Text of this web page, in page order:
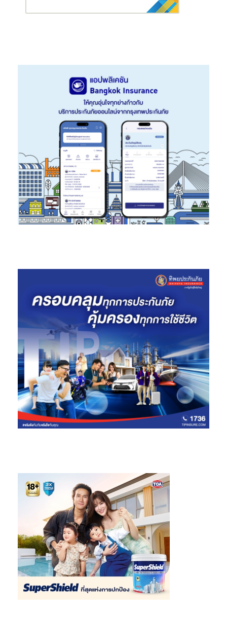
ครบฟังก์ชันจากแบรนด์ชั้นนำ รวมถึงเทคโนโลยีรักษ์โลก ไม่ว่า
จะเป็น BOSCH แบรนด์เครื่องล้างจานอันดับ 1 ของโลก ที่มี
Wash&Dry ส่วนตู้เย็นมีให้เลือกทั้งขนาดใหญ่ 4 ประตู และแบบ
Side by Side ช่วยถนอมอาหารควบคุมการทำงานจากสมาร์ท
โฟน นอกจากนี้ยังเอาใจคอไวน์ด้วยตู้แช่ไวน์
Casarte ลักชัวรี่แบรนด์สัญชาติอิตาลีที่มีดีไซน์เหนือระดับ เด่น
ด้วยเทคโนโลยีล้ำสมัยควบคุมการทำงานผ่านแอปพลิเคชั่น
ส่วนตู้แช่ไวน์ Haier มีขนาดความจุถึง 171 ขวด ควบคุมอุณหภูมิ
ได้คงที่ช่วยรักษารสชาติไวน์ได้ดี
Air Zone:สัมผัสอากาศบริสุทธิ์ด้วยโซลูชั่นใหม่ และเทคโนโลยี
ประหยัดไฟอินเวอร์เตอร์ นวัตกรรม AI สามารถสั่งงานด้วย
เสียง ฟังก์ชันใส่ใจสุขภาพขจัดฝุ่น PM 2.5 เชื้อไวรัส มีให้เลือก
หลากหลายรูปแบบที่เหมาะกับการใช้งานทั้ง แอร์ฝ้า 4 ทิศทาง
แอร์ตั้งพื้น แอร์แขวนผนัง และเครื่องฟอกอากาศเทคโนโลยี
ล่าสุดจากหลากหลายแบรนด์ดัง
Smart Tech & IT:อัพเดททุกเทรนด์ดิจิทัลเชื่อมต่อทุกชีวิตสู่
สินค้าไอเท็มฮอตของ PlayStation และ Nintendo ได้ ต่อด้วย
แบรนด์ลำโพงคุณภาพระดับโลกอย่าง B&O, MARSHALL,
Bose, Harmar Kardon และ JBL สายรักษ์โลกไม่ควรพลาดกับ
จักรยานไฟฟ้า และสกู๊ตเตอร์ จาก Monowheel และ Ninebot
ปิดท้ายด้วยแกดเจ็ตเด็ดเอาใจเหล่าคอนเทนต์ครีเอเตอร์ กล้อง
Go Pro, DJI และ BREO เครื่องนวดเพื่อสุขภาพ เป็นต้น”
เพื่อเป็นการฉลองโฉมใหม่ “เพาเวอร์บาย เซ็นทรัล ชิดลม” ได้เตรียม
โปรโมชั่นพิเศษมากมาย อาทิ สมาชิก The1 รับสิทธิพิเศษแลกคะแนน
ลดเพิ่ม 27%, ผ่อน 0% ทั้งร้าน, บัตรเครดิตที่ร่วมรายการแลกคะแนน
ลดเพิ่มสูงสุด 18% พร้อมรับเครดิตเงินคืนสูงสุด 48,000 บาท, ช้อป
ครบ 1,000 บาท รับคูปองส่วนลด 750 บาท สำหรับซื้อสินค้า 25,000
บาท ขึ้นไปในครั้งต่อไป, นำเครื่องใช้ไฟฟ่าเก่าบริจาคร่วมโครงการ
“เก่าแลกใหม่ เพื่อชีวิตที่ดีกว่า” รับส่วนลดเพิ่มสูงสุด 10,000 บาท